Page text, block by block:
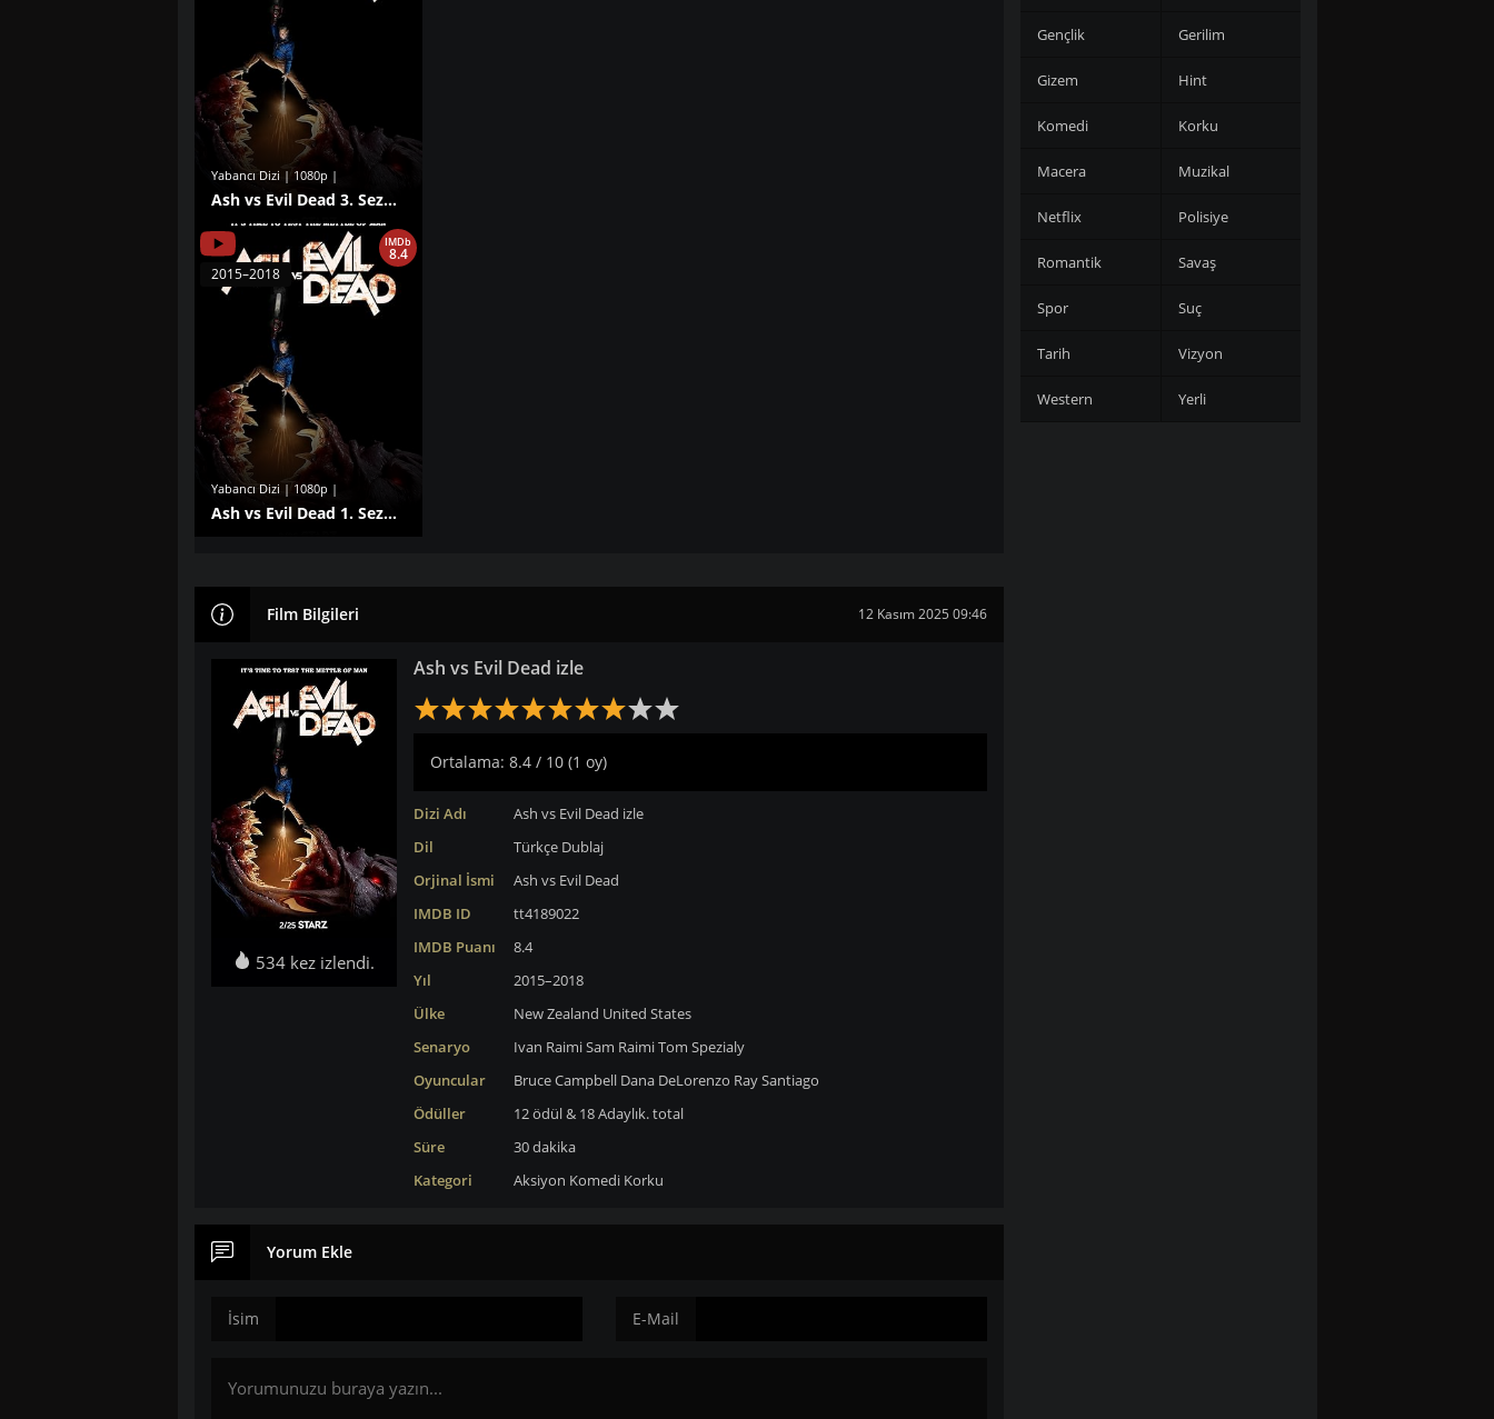
Yabancı Dizi | 1080p |
Ash vs Evil Dead 3. Sezon izle
Yabancı Dizi | 1080p |
Ash vs Evil Dead 1. Sezon izle
IMDb
8.4
2015–2018
Film Bilgileri 12 Kasım 2025 09:46
534 kez izlendi.
Ash vs Evil Dead izle
Ortalama: 8.4 / 10 (1 oy)
Dizi Adı
Ash vs Evil Dead izle
Dil
Türkçe Dublaj
Orjinal İsmi
Ash vs Evil Dead
IMDB ID
tt4189022
IMDB Puanı
8.4
Yıl
2015–2018
Ülke
New Zealand United States
Senaryo
Ivan RaimiSam RaimiTom Spezialy
Oyuncular
Bruce Campbell Dana DeLorenzo Ray Santiago
Ödüller
12 ödül & 18 Adaylık. total
Süre
30 dakika
Kategori
Aksiyon Komedi Korku
Yorum Ekle
İsim E-Mail
Gençlik Gerilim
Gizem Hint
Komedi Korku
Macera Muzikal
Netflix Polisiye
Romantik Savaş
Spor Suç
Tarih Vizyon
Western Yerli